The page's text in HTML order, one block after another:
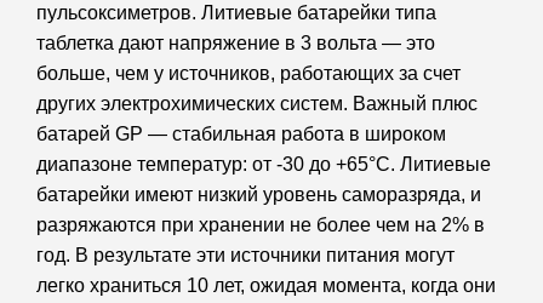
пульсоксиметров. Литиевые батарейки типа
таблетка дают напряжение в 3 вольта — это
больше, чем у источников, работающих за счет
других электрохимических систем. Важный плюс
батарей GP — стабильная работа в широком
диапазоне температур: от -30 до +65°С. Литиевые
батарейки имеют низкий уровень саморазряда, и
разряжаются при хранении не более чем на 2% в
год. В результате эти источники питания могут
легко храниться 10 лет, ожидая момента, когда они